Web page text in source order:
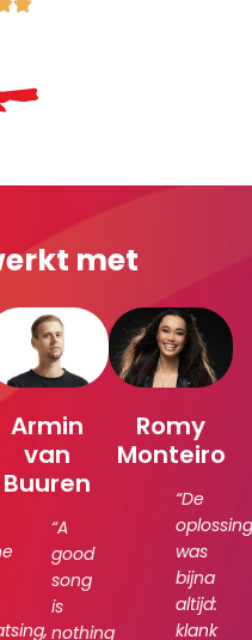
met
Armin
van
Buuren
“A
good
song
is
nothing
Romy
Monteiro
“De
oplossing
was
bijna
altijd:
klank